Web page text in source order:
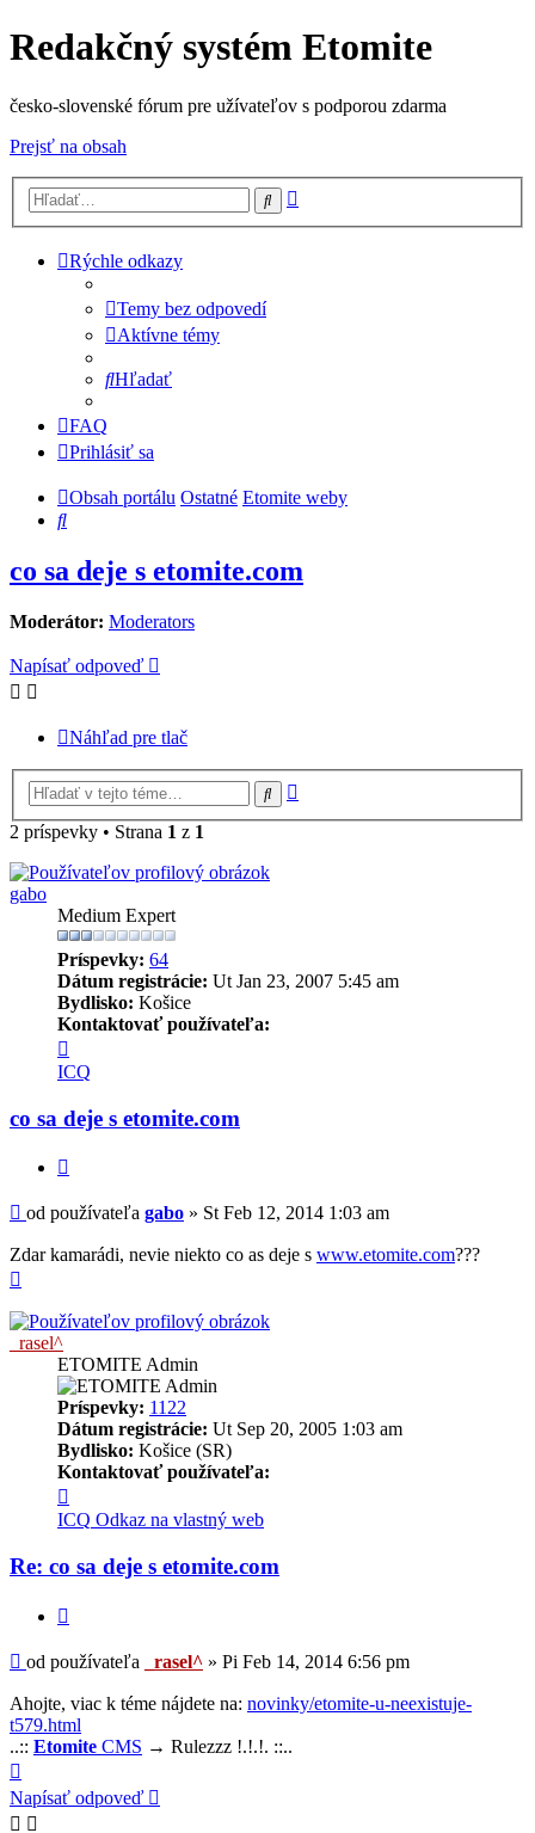
Redakčný systém Etomite
česko-slovenské fórum pre užívateľov s podporou zdarma
Prejsť na obsah
Hľadať
Rýchle odkazy
Temy bez odpovedí
Aktívne témy
Hľadať
FAQ
Prihlásiť sa
Obsah portálu Ostatné Etomite weby
Hľadať
co sa deje s etomite.com
Moderátor: Moderators
Napísať odpoveď
Náhľad pre tlač
Hľadať
2 príspevky • Strana 1 z 1
gabo
Medium Expert
Príspevky: 64
Dátum registrácie: Ut Jan 23, 2007 5:45 am
Bydlisko: Košice
Kontaktovať používateľa:
informácie
používateľa
-
gabo
ICQ
co sa deje s etomite.com
Príspevok
od používateľa gabo » St Feb 12, 2014 1:03 am
Zdar kamarádi, nevie niekto co as deje s www.etomite.com???
_rasel^
ETOMITE Admin
Príspevky: 1122
Dátum registrácie: Ut Sep 20, 2005 1:03 am
Bydlisko: Košice (SR)
Kontaktovať používateľa:
informácie
používateľa
_rasel^
ICQ Odkaz na vlastný web
Re: co sa deje s etomite.com
Príspevok
od používateľa _rasel^ » Pi Feb 14, 2014 6:56 pm
Ahojte, viac k téme nájdete na: novinky/etomite-u-neexistuje-
t579.html
..:: Etomite CMS → Rulezzz !.!.!. ::..
Napísať odpoveď